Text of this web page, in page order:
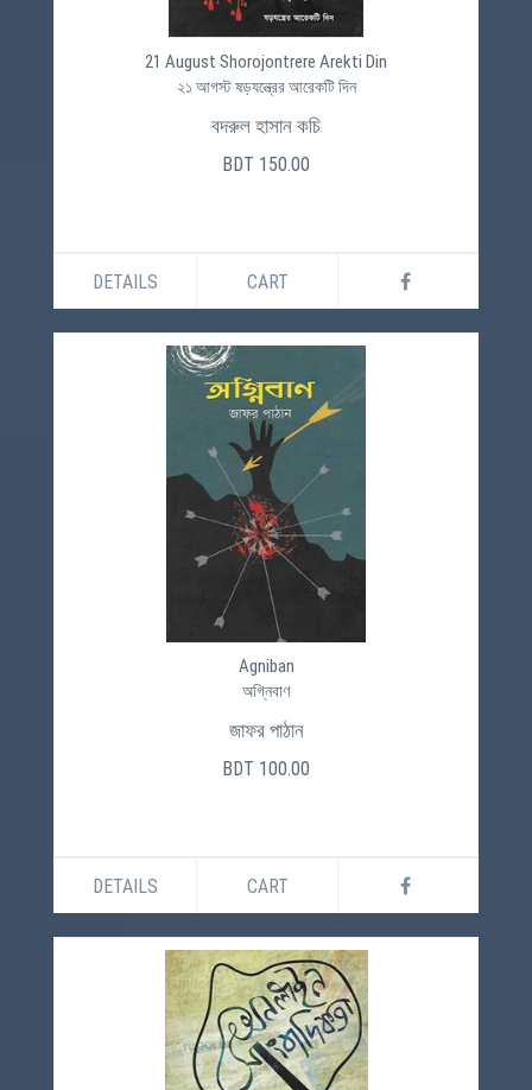
21 August Shorojontrere Arekti Din
২১ আগস্ট ষড়যন্ত্রের আরেকটি দিন
বদরুল হাসান কচি
BDT 150.00
DETAILS CART
Agniban
অগ্নিবাণ
জাফর পাঠান
BDT 100.00
DETAILS CART